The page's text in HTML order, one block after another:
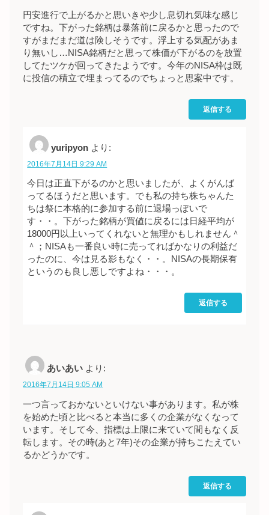
円安進行で上がるかと思いきや少し息切れ気味な感じ
ですね。下がった銘柄は暴落前に戻るかと思ったので
すがまだまだ道は険しそうです。浮上する気配があま
り無いし…NISA銘柄だと思って株価が下がるのを放置
してたツケが回ってきたようです。今年のNISA枠は既
に投信の積立で埋まってるのでちょっと思案中です。
返信する
yuripyon より:
2016年7月14日 9:29 AM
今日は正直下がるのかと思いましたが、よくがんば
ってるほうだと思います。でも私の持ち株ちゃんた
ちは祭に本格的に参加する前に退場っぽいで
す・・。下がった銘柄が買値に戻るには日経平均が
18000円以上いってくれないと無理かもしれません＾
＾；NISAも一番良い時に売ってればかなりの利益だ
ったのに、今は見る影もなく・・。NISAの長期保有
というのも良し悪しですよね・・・。
返信する
あいあい より:
2016年7月14日 9:05 AM
一つ言っておかないといけない事があります。私が株
を始めた頃と比べると本当に多くの企業がなくなって
います。そして今、指標は上限に来ていて間もなく反
転します。その時(あと7年)その企業が持ちこたえてい
るかどうかです。
返信する